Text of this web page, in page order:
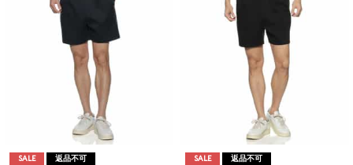
SALE 返品不可 SALE 返品不可